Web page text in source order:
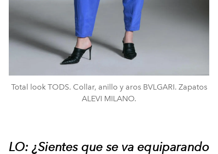
Total look TODS. Collar, anillo y aros BVLGARI. Zapatos
ALEVI MILANO.
LO: ¿Sientes que se va equiparando